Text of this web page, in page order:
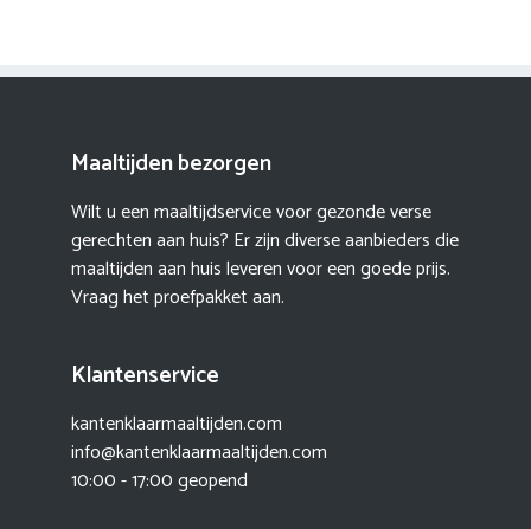
Maaltijden bezorgen
Wilt u een maaltijdservice voor gezonde verse
gerechten aan huis? Er zijn diverse aanbieders die
maaltijden aan huis leveren voor een goede prijs.
Vraag het proefpakket aan.
Klantenservice
kantenklaarmaaltijden.com
info@kantenklaarmaaltijden.com
10:00 - 17:00 geopend